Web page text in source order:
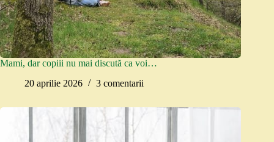
Mami, dar copiii nu mai discută ca voi…
20 aprilie 2026
3 comentarii